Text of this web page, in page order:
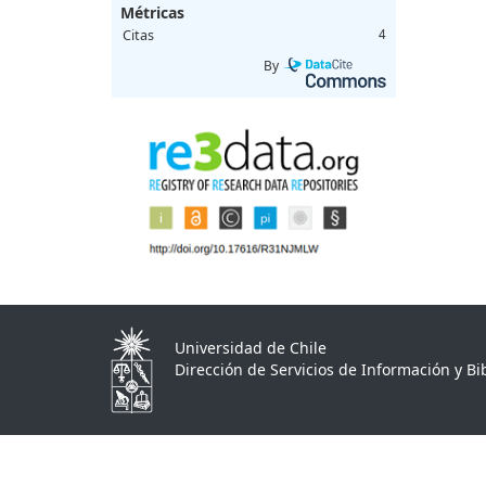
Métricas
Citas 4
By
Universidad de Chile
Dirección de Servicios de Información y